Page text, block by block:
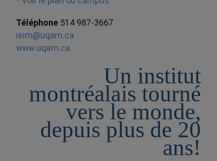
Téléphone 514 987-3667
ieim@uqam.ca
www.uqam.ca
Un institut
montréalais tourné
vers le monde,
depuis plus de 20
ans!